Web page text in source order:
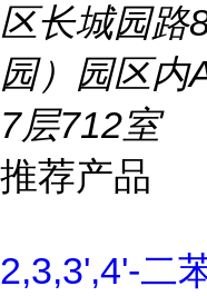
区长城园路
园）园区内
7层712室
推荐产品
2,3,3',4'-二